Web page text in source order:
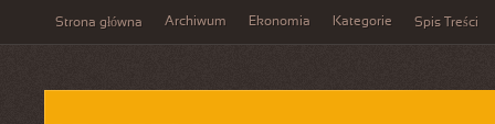
Strona główna Archiwum Ekonomia Kategorie Spis Treści